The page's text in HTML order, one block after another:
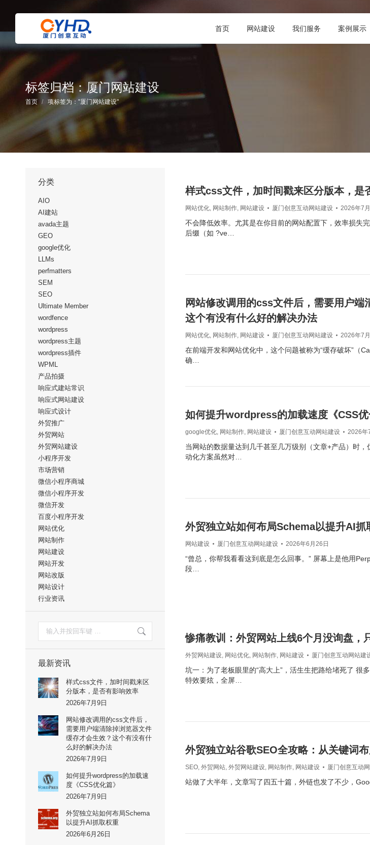
首页 网站建设 我们服务 案例展示
标签归档： 厦门网站建设
您在这里：
首页 项标签为："厦门网站建设"
样式css文件，加时间戳来区分版本，是
网站优化, 网站制作, 网站建设 厦门创意互动网站建设 2026年7
不会降低效率。尤其是在你目前的网站配置下，效率损失
后缀（如 ?ve…
网站修改调用的css文件后，需要用户端
这个有没有什么好的解决办法
网站优化, 网站制作, 网站建设 厦门创意互动网站建设 2026年7
在前端开发和网站优化中，这个问题被称为“缓存破坏”（
确…
如何提升wordpress的加载速度《CSS优
google优化, 网站制作, 网站建设 厦门创意互动网站建设 2026年
当网站的数据量达到几千甚至几万级别（文章+产品）时
动化方案虽然对…
外贸独立站如何布局Schema以提升AI抓
网站建设 厦门创意互动网站建设 2026年6月26日
“曾总，你帮我看看这到底是怎么回事。” 屏幕上是他用
段…
惨痛教训：外贸网站上线6个月没询盘，
外贸网站建设, 网站优化, 网站制作, 网站建设 厦门创意互动网站建
坑一：为了老板眼里的“高大上”，活生生把路给堵死了 很
特效要炫，全屏…
外贸独立站谷歌SEO全攻略：从关键词
SEO, 外贸网站, 外贸网站建设, 网站制作, 网站建设 厦门创意互动
站做了大半年，文章写了四五十篇，外链也发了不少，
分类
AIO
AI建站
avada主题
GEO
google优化
LLMs
perfmatters
SEM
SEO
Ultimate Member
wordfence
wordpress
wordpress主题
wordpress插件
WPML
产品拍摄
响应式建站常识
响应式网站建设
响应式设计
外贸推广
外贸网站
外贸网站建设
小程序开发
市场营销
微信小程序商城
微信小程序开发
微信开发
百度小程序开发
网站优化
网站制作
网站建设
网站开发
网站改版
网站设计
行业资讯
索：
最新资讯
样式css文件，加时间戳来区
分版本，是否有影响效率
2026年7月9日
网站修改调用的css文件后，
需要用户端清除掉浏览器文件
缓存才会生效？这个有没有什
么好的解决办法
2026年7月9日
如何提升wordpress的加载速
度《CSS优化篇》
2026年7月9日
外贸独立站如何布局Schema
以提升AI抓取权重
2026年6月26日